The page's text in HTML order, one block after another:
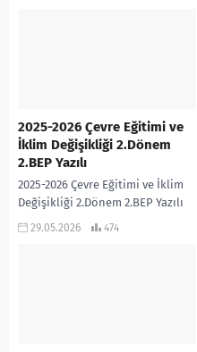
2025-2026 Çevre Eğitimi ve
İklim Değişikliği 2.Dönem
2.BEP Yazılı
2025-2026 Çevre Eğitimi ve İklim
Değişikliği 2.Dönem 2.BEP Yazılı
2025-2026 Çevre Eğitimi ve İklim
29.05.2026 474